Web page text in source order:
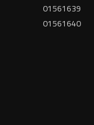
01561639
01561640